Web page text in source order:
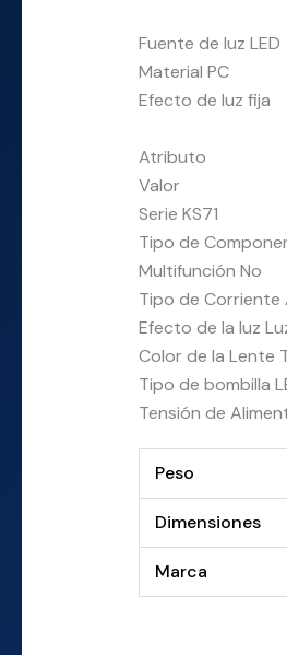
Fuente de luz LED
Material PC
Efecto de luz fija
Atributo
Valor
Serie KS71
Tipo de
Multifunción No
Tipo de Corriente
Efecto de la luz
Color de la Lente
Tipo de bombilla
Tensión de
Peso
Dimensiones
Marca